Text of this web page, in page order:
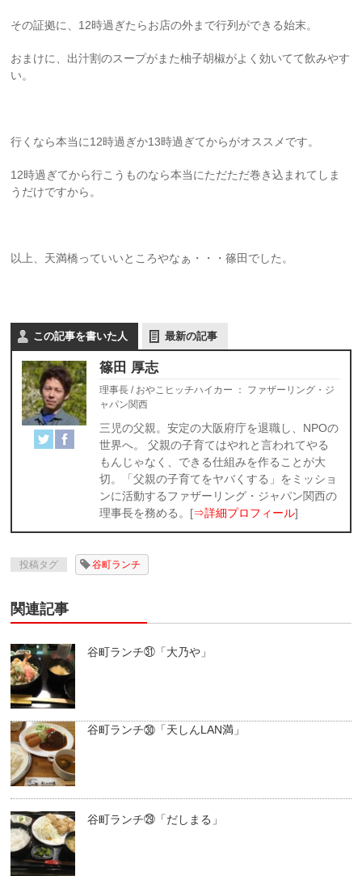
その証拠に、12時過ぎたらお店の外まで行列ができる始末。
おまけに、出汁割のスープがまた柚子胡椒がよく効いてて飲みやす
い。
行くなら本当に12時過ぎか13時過ぎてからがオススメです。
12時過ぎてから行こうものなら本当にただただ巻き込まれてしま
うだけですから。
以上、天満橋っていいところやなぁ・・・篠田でした。
この記事を書いた人 最新の記事
篠田 厚志
理事長 / おやこヒッチハイカー ： ファザーリング・ジ
ャパン関西
三児の父親。安定の大阪府庁を退職し、NPOの
世界へ。 父親の子育てはやれと言われてやる
もんじゃなく、できる仕組みを作ることが大
切。「父親の子育てをヤバくする」をミッショ
ンに活動するファザーリング・ジャパン関西の
理事長を務める。[⇒詳細プロフィール]
投稿タグ 谷町ランチ
関連記事
谷町ランチ㉛「大乃や」
谷町ランチ㉚「天しんLAN満」
谷町ランチ㉙「だしまる」